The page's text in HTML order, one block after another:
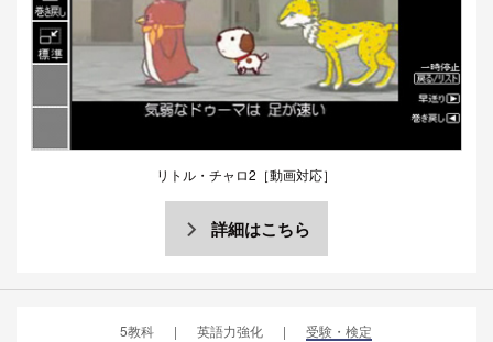
リトル・チャロ2［動画対応］
詳細はこちら
5教科 英語力強化
受験・検定